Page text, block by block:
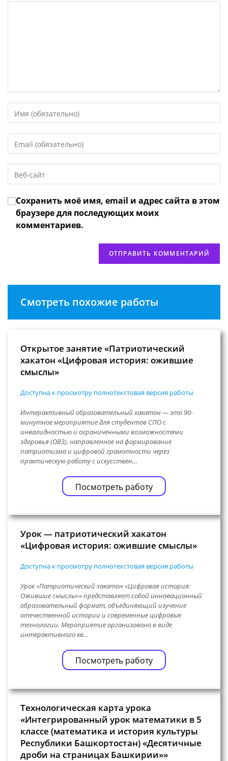
свое
или
имя
чтобы
прокомментировать
свой
адрес,
чтобы
URL
веб-
сайта
(необязательно)
Сохранить моё имя, email и адрес сайта в этом
браузере для последующих моих
комментариев.
Смотреть похожие работы
Открытое занятие «Патриотический
хакатон «Цифровая история: ожившие
смыслы»
Доступна к просмотру полнотекстовая версия работы
Интерактивный образовательный хакатон — это 90-
минутное мероприятие для студентов СПО с
инвалидностью и ограниченными возможностями
здоровья (ОВЗ), направленное на формирование
патриотизма и цифровой грамотности через
практическую работу с искусствен…
Посмотреть работу
Урок — патриотический хакатон
«Цифровая история: ожившие смыслы»
Доступна к просмотру полнотекстовая версия работы
Урок «Патриотический хакатон «Цифровая история:
Ожившие смыслы»» представляет собой инновационный
образовательный формат, объединяющий изучение
отечественной истории и современные цифровые
технологии. Мероприятие организовано в виде
интерактивного кв…
Посмотреть работу
Технологическая карта урока
«Интегрированный урок математики в 5
классе (математика и история культуры
Республики Башкортостан) «Десятичные
дроби на страницах Башкирии»»